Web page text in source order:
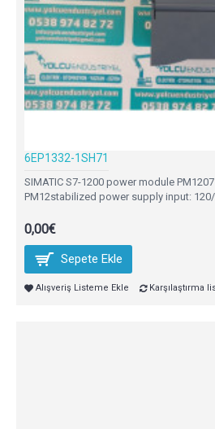
6EP1332-1SH71
SIMATIC S7-1200 power module PM1207
PM12stabilized power supply input: 120/
0,00€
Sepete Ekle
Alışveriş Listeme Ekle Karşılaştırma